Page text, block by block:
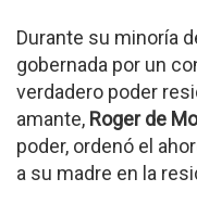
Durante su minoría
gobernada por un
verdadero poder
amante, Roger de
poder, ordenó el
a su madre en la